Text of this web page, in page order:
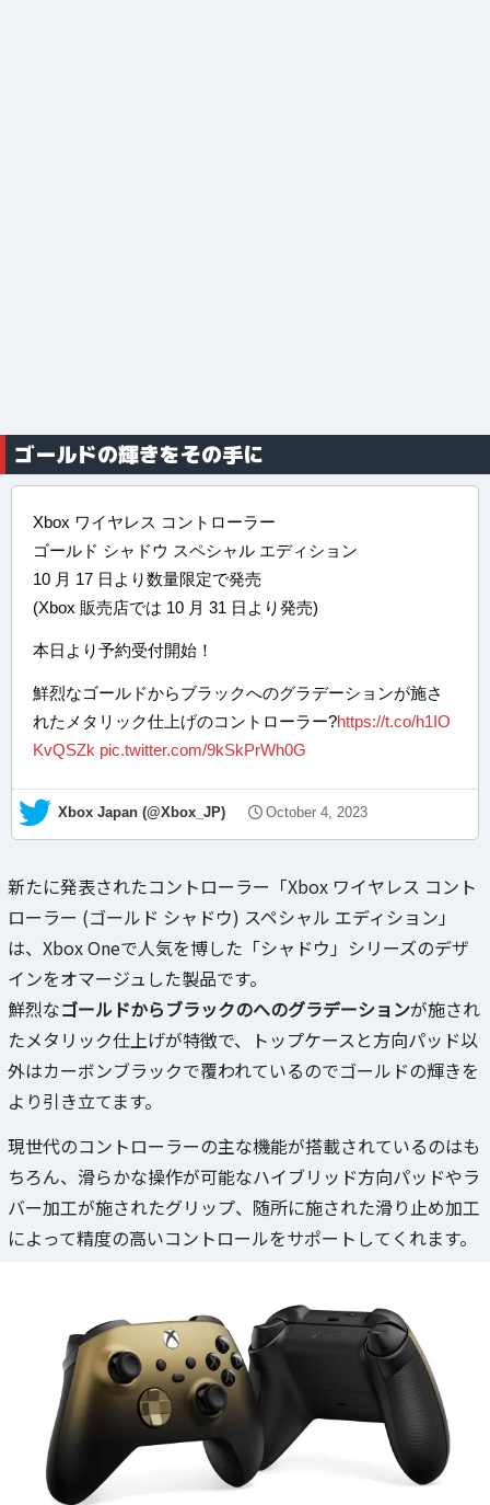
ゴールドの輝きをその手に
Xbox ワイヤレス コントローラー
ゴールド シャドウ スペシャル エディション
10 月 17 日より数量限定で発売
(Xbox 販売店では 10 月 31 日より発売)
本日より予約受付開始！
鮮烈なゴールドからブラックへのグラデーションが施さ
れたメタリック仕上げのコントローラー?https://t.co/h1IO
KvQSZk pic.twitter.com/9kSkPrWh0G
— Xbox Japan (@Xbox_JP) October 4, 2023
新たに発表されたコントローラー「Xbox ワイヤレス コント
ローラー (ゴールド シャドウ) スペシャル エディション」
は、Xbox Oneで人気を博した「シャドウ」シリーズのデザ
インをオマージュした製品です。
鮮烈なゴールドからブラックのへのグラデーションが施され
たメタリック仕上げが特徴で、トップケースと方向パッド以
外はカーボンブラックで覆われているのでゴールドの輝きを
より引き立てます。
現世代のコントローラーの主な機能が搭載されているのはも
ちろん、滑らかな操作が可能なハイブリッド方向パッドやラ
バー加工が施されたグリップ、随所に施された滑り止め加工
によって精度の高いコントロールをサポートしてくれます。